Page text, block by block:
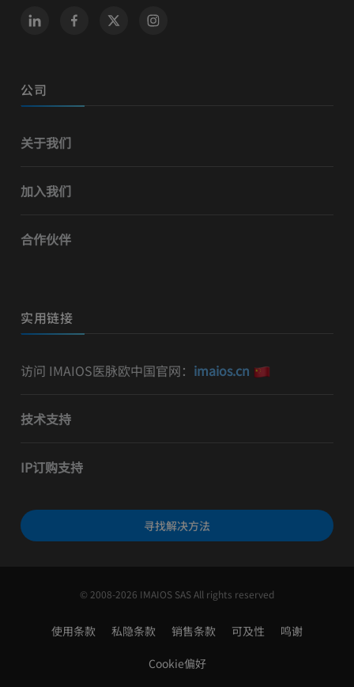
公司
关于我们
加入我们
合作伙伴
实用链接
访问 IMAIOS医脉欧中国官网： imaios.cn
技术支持
IP订购支持
寻找解决方法
© 2008-2026 IMAIOS SAS All rights reserved
使用条款 私隐条款 销售条款 可及性 鸣谢
Cookie偏好